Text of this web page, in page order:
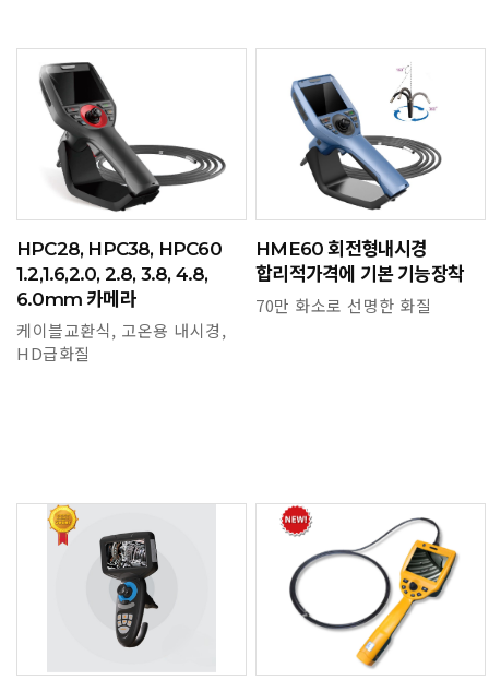
HPC28, HPC38, HPC60
1.2,1.6,2.0, 2.8, 3.8, 4.8,
6.0mm 카메라
케이블교환식, 고온용 내시경,
HD급화질
HME60 회전형내시경
합리적가격에 기본 기능장착
70만 화소로 선명한 화질